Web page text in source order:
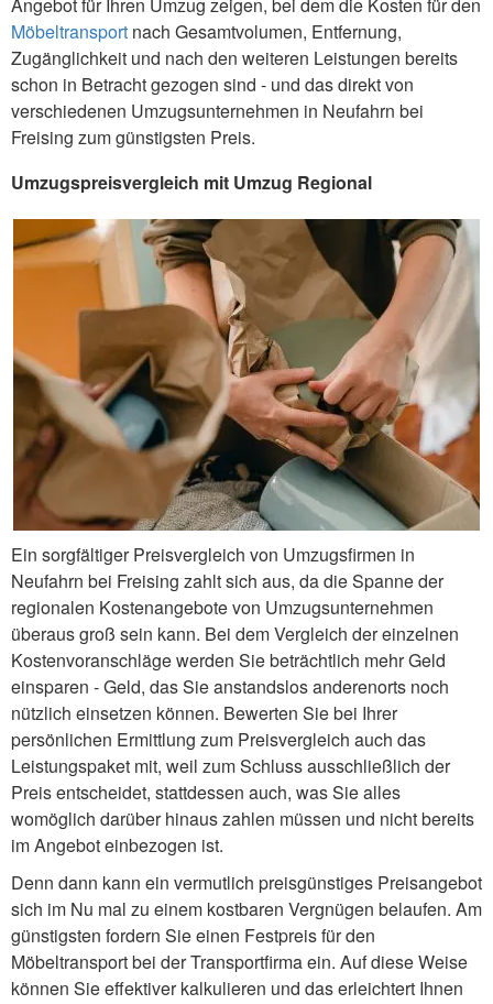
Möbeltransport nach Gesamtvolumen, Entfernung,
Zugänglichkeit und nach den weiteren Leistungen bereits
schon in Betracht gezogen sind - und das direkt von
verschiedenen Umzugsunternehmen in Neufahrn bei
Freising zum günstigsten Preis.
Umzugspreisvergleich mit Umzug Regional
Ein sorgfältiger Preisvergleich von Umzugsfirmen in
Neufahrn bei Freising zahlt sich aus, da die Spanne der
regionalen Kostenangebote von Umzugsunternehmen
überaus groß sein kann. Bei dem Vergleich der einzelnen
Kostenvoranschläge werden Sie beträchtlich mehr Geld
einsparen - Geld, das Sie anstandslos anderenorts noch
nützlich einsetzen können. Bewerten Sie bei Ihrer
persönlichen Ermittlung zum Preisvergleich auch das
Leistungspaket mit, weil zum Schluss ausschließlich der
Preis entscheidet, stattdessen auch, was Sie alles
womöglich darüber hinaus zahlen müssen und nicht bereits
im Angebot einbezogen ist.
Denn dann kann ein vermutlich preisgünstiges Preisangebot
sich im Nu mal zu einem kostbaren Vergnügen belaufen. Am
günstigsten fordern Sie einen Festpreis für den
Möbeltransport bei der Transportfirma ein. Auf diese Weise
können Sie effektiver kalkulieren und das erleichtert Ihnen